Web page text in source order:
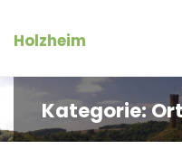
InhaltHolzheim
Kategorie: